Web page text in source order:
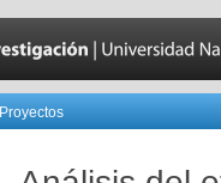
Proyectos